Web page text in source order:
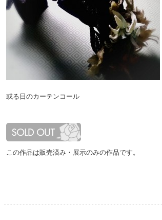
或る日のカーテンコール
この作品は販売済み・展示のみの作品です。